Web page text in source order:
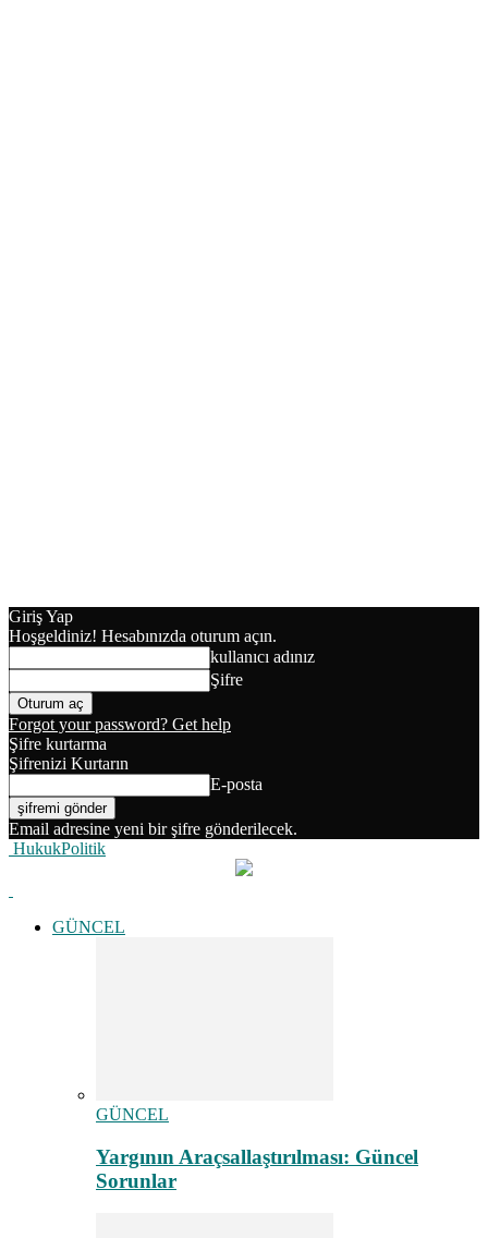
Giriş Yap
Hoşgeldiniz! Hesabınızda oturum açın.
kullanıcı adınız
Şifre
Forgot your password? Get help
Şifre kurtarma
Şifrenizi Kurtarın
E-posta
Email adresine yeni bir şifre gönderilecek.
HukukPolitik
GÜNCEL
GÜNCEL
Yargının Araçsallaştırılması: Güncel
Sorunlar